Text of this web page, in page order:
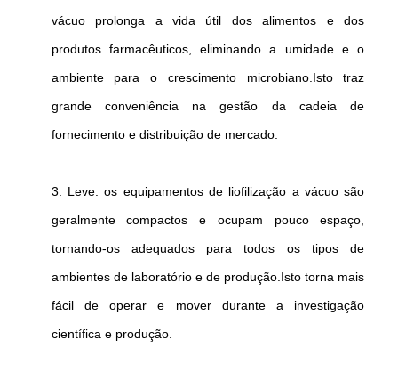
vácuo prolonga a vida útil dos alimentos e dos
produtos farmacêuticos, eliminando a umidade e o
ambiente para o crescimento microbiano.Isto traz
grande conveniência na gestão da cadeia de
fornecimento e distribuição de mercado.
3. Leve: os equipamentos de liofilização a vácuo são
geralmente compactos e ocupam pouco espaço,
tornando-os adequados para todos os tipos de
ambientes de laboratório e de produção.Isto torna mais
fácil de operar e mover durante a investigação
científica e produção.